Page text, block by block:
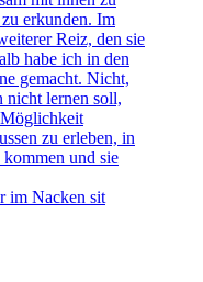
im Nacken sit